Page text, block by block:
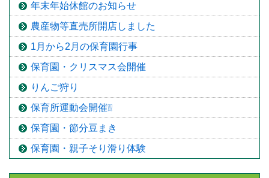
年末年始休館のお知らせ
農産物等直売所開店しました
1月から2月の保育園行事
保育園・クリスマス会開催
りんご狩り
保育所運動会開催❕❕
保育園・節分豆まき
保育園・親子そり滑り体験